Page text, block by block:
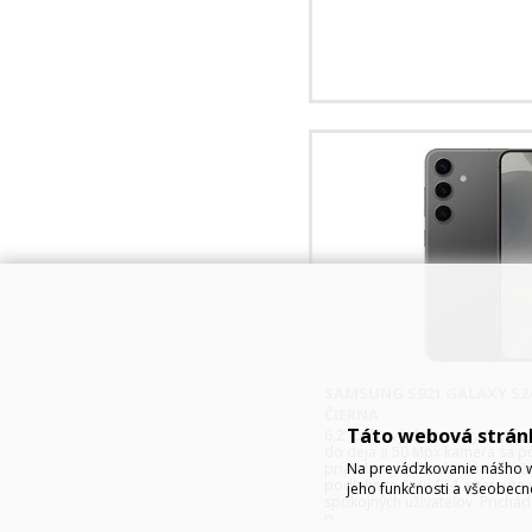
6,2” palcový dynamicky
do deja a 50 Mpx kamera sa
priatelia a rodina budú mat
podľahnite čaru S24 a
spokojných užívateľov.
Táto webová
Na prevádzkovanie nášho
jeho funkčnosti a